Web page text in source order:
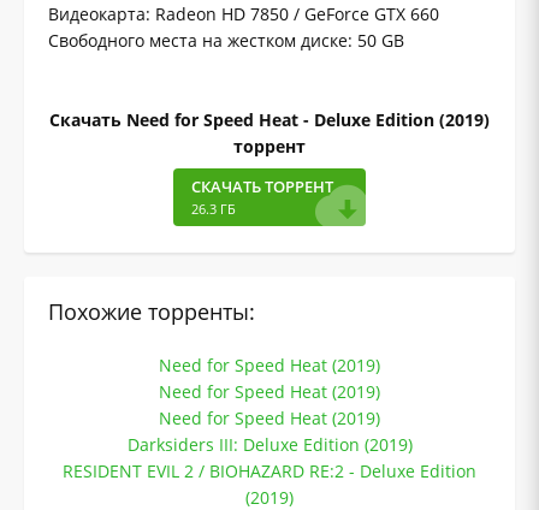
Видеокарта: Radeon HD 7850 / GeForce GTX 660
Свободного места на жестком диске: 50 GB
Скачать Need for Speed Heat - Deluxe Edition (2019)
торрент
СКАЧАТЬ ТОРРЕНТ
26.3 ГБ
Похожие торренты:
Need for Speed Heat (2019)
Need for Speed Heat (2019)
Need for Speed Heat (2019)
Darksiders III: Deluxe Edition (2019)
RESIDENT EVIL 2 / BIOHAZARD RE:2 - Deluxe Edition
(2019)